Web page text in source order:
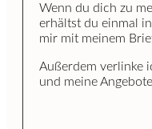
Wenn du dich zu
erhältst du einmal
mir mit meinem
Außerdem verlinke
und meine